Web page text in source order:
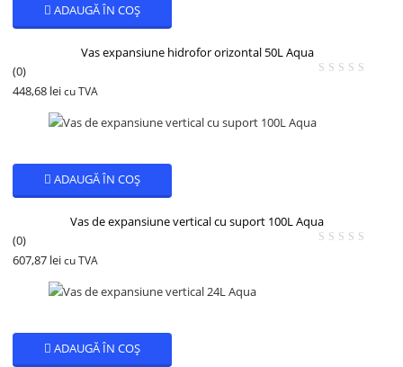
ADAUGĂ ÎN COȘ
Vas expansiune hidrofor orizontal 50L Aqua
(0)
448,68 lei cu TVA
ADAUGĂ ÎN COȘ
Vas de expansiune vertical cu suport 100L Aqua
(0)
607,87 lei cu TVA
ADAUGĂ ÎN COȘ